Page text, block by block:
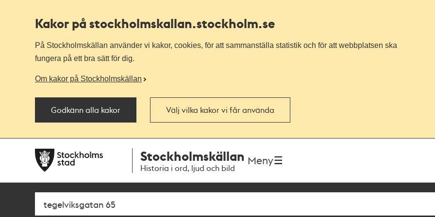
Kakor på stockholmskallan.stockholm.se
På Stockholmskällan använder vi kakor, cookies, för att sammanställa statistik och för att webbplatsen ska
fungera på ett bra sätt för dig.
Om kakor på Stockholmskällan
Godkänn alla kakor Välj vilka kakor vi får använda
navigationen
huvudinnehållet
Stockholmskällan
Historia i ord, ljud och bild
Meny
Sök